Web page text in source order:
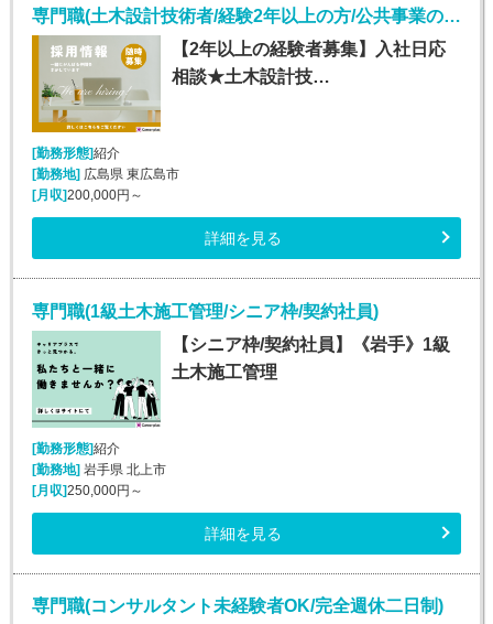
専門職(土木設計技術者/経験2年以上の方/公共事業の元請け)
【2年以上の経験者募集】入社日応
相談★土木設計技…
[勤務形態]紹介
[勤務地]広島県 東広島市
[月収]200,000円～
詳細を見る
専門職(1級土木施工管理/シニア枠/契約社員)
【シニア枠/契約社員】《岩手》1級
土木施工管理
[勤務形態]紹介
[勤務地]岩手県 北上市
[月収]250,000円～
詳細を見る
専門職(コンサルタント未経験者OK/完全週休二日制)